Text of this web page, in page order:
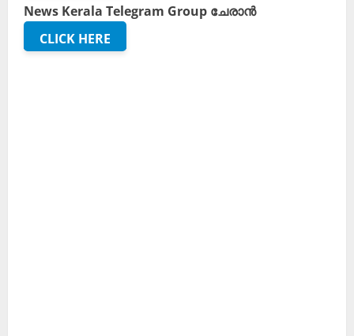
News Kerala Telegram Group ചേരാൻ
CLICK HERE